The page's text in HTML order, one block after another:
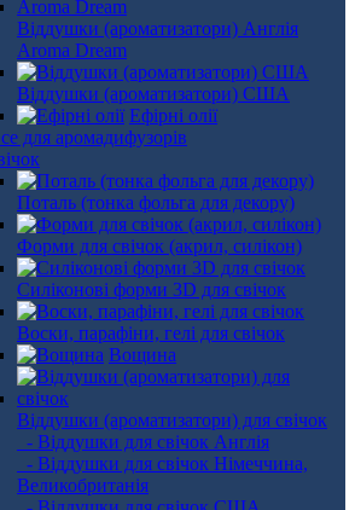
Віддушки (ароматизатори) Англія
Aroma Dream
Віддушки (ароматизатори) США
Ефірні олії
Поталь (тонка фольга для декору)
Форми для свічок (акрил, силікон)
Силіконові форми 3D для свічок
Воски, парафіни, гелі для свічок
Вощина
Віддушки (ароматизатори) для свічок
- Віддушки для свічок Англія
- Віддушки для свічок Німеччина,
Великобританія